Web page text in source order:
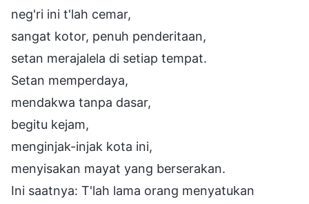
neg'ri ini t'lah cemar,
sangat kotor, penuh penderitaan,
setan merajalela di setiap tempat.
Setan memperdaya,
mendakwa tanpa dasar,
begitu kejam,
menginjak-injak kota ini,
menyisakan mayat yang berserakan.
Ini saatnya: T'lah lama orang menyatukan